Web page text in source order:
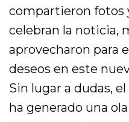
compartieron fotos
celebran la noticia,
aprovecharon para
deseos en este
Sin lugar a dudas,
ha generado una